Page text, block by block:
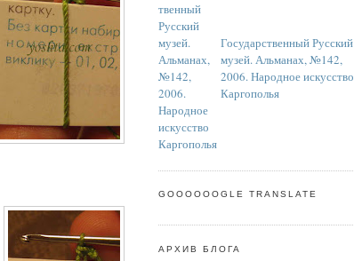
Государственный Русский
музей. Альманах, №142,
2006. Народное искусство
Каргополья
GOOOOOOGLE TRANSLATE
АРХИВ БЛОГА